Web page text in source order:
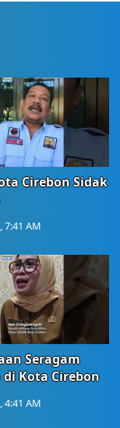
Cirebon Sidak
7:41 AM
Seragam
di Kota Cirebon
4:41 AM